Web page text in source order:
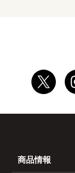
商品情報